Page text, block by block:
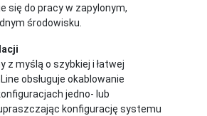
się do pracy w zapylonym,
środowisku.
z myślą o szybkiej i łatwej
obsługuje okablowanie
jedno- lub
konfigurację systemu